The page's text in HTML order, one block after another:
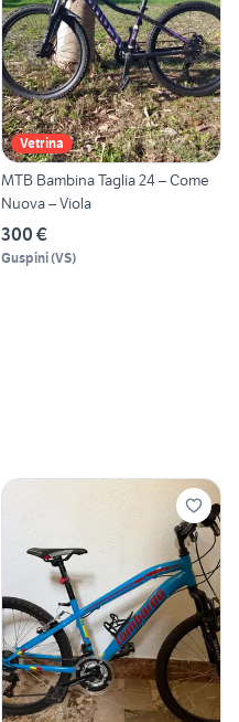
Vetrina
MTB Bambina Taglia 24 – Come
Nuova – Viola
300 €
Guspini(VS)